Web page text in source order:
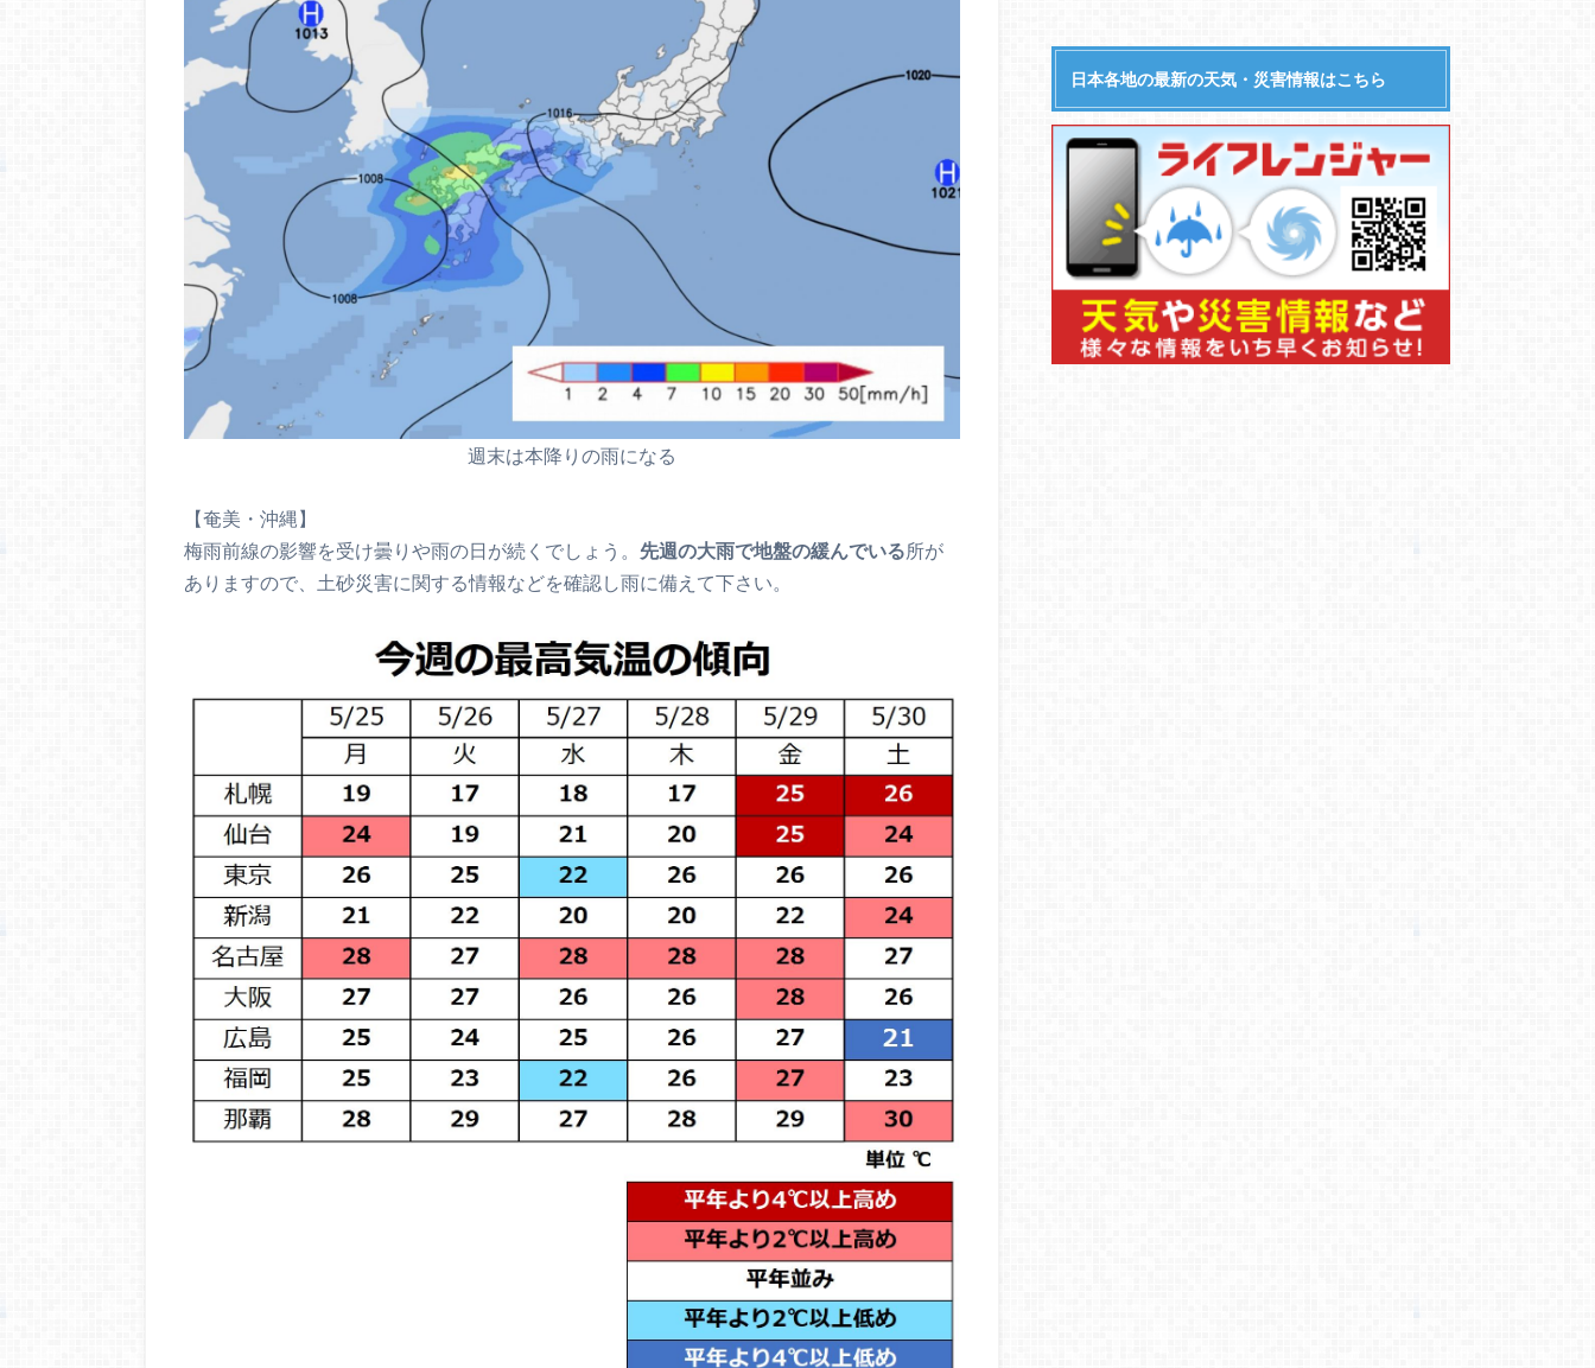
週末は本降りの雨になる
【奄美・沖縄】
梅雨前線の影響を受け曇りや雨の日が続くでしょう。 先週の大雨で地盤の緩んでいる所が
ありますので、土砂災害に関する情報などを確認し雨に備えて下さい。
日本各地の最新の天気・災害情報はこちら